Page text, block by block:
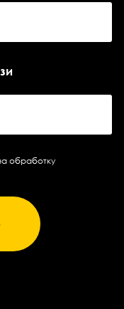
обработку